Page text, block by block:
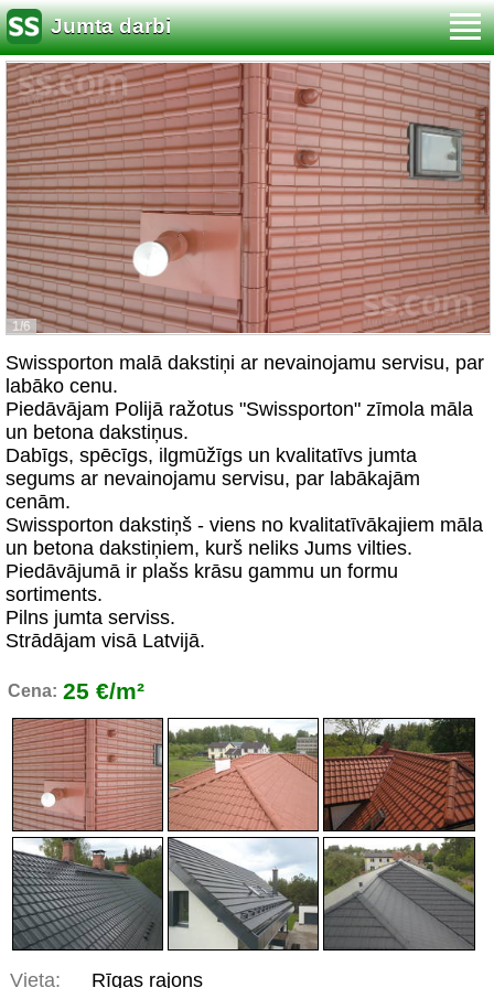
Jumta darbi
1/6
Swissporton malā dakstiņi ar nevainojamu servisu, par
labāko cenu.
Piedāvājam Polijā ražotus "Swissporton" zīmola māla
un betona dakstiņus.
Dabīgs, spēcīgs, ilgmūžīgs un kvalitatīvs jumta
segums ar nevainojamu servisu, par labākajām
cenām.
Swissporton dakstiņš - viens no kvalitatīvākajiem māla
un betona dakstiņiem, kurš neliks Jums vilties.
Piedāvājumā ir plašs krāsu gammu un formu
sortiments.
Pilns jumta serviss.
Strādājam visā Latvijā.
Cena: 25 €/m²
Vieta: Rīgas rajons